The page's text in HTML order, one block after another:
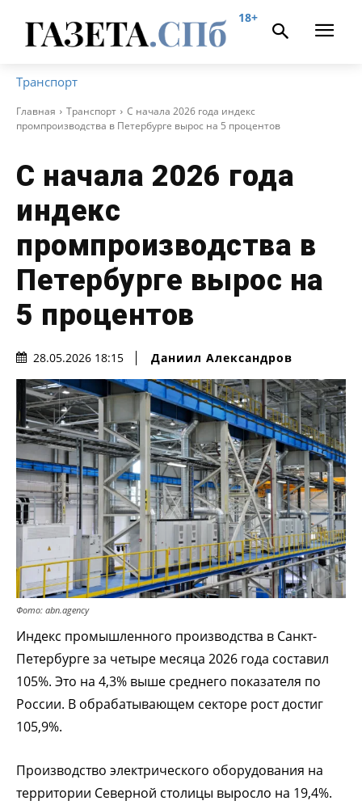
18+
Транспорт
Главная Транспорт
С начала 2026 года индекс
промпроизводства в Петербурге вырос на 5 процентов
С начала 2026 года
индекс
промпроизводства в
Петербурге вырос на
5 процентов
28.05.2026 18:15 Даниил Александров
Фото: abn.agency
Индекс промышленного производства в Санкт-
Петербурге за четыре месяца 2026 года составил
105%. Это на 4,3% выше среднего показателя по
России. В обрабатывающем секторе рост достиг
105,9%.
Производство электрического оборудования на
территории Северной столицы выросло на 19,4%.